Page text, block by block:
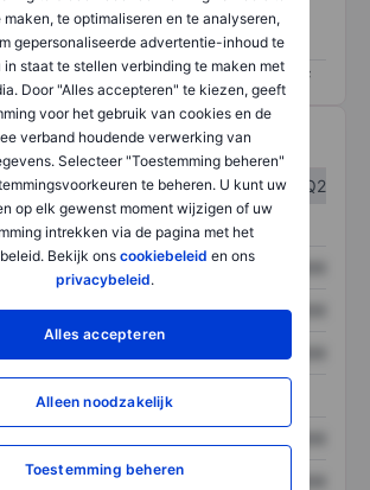
maken, te optimaliseren en te analyseren,
gepersonaliseerde advertentie-inhoud te
in staat te stellen verbinding te maken met
Door "Alles accepteren" te kiezen, geeft
voor het gebruik van cookies en de
verband houdende verwerking van
Selecteer "Toestemming beheren"
te beheren. U kunt uw
op elk gewenst moment wijzigen of uw
intrekken via de pagina met het
Bekijk ons cookiebeleid en ons
privacybeleid.
Alles accepteren
Alleen noodzakelijk
Toestemming beheren
risicomethodologie
/
Q1
Q2
XXXXXXX XXXXXXX
XXXXXXX XXXXXXX
XXXXXXX
XXXXXXX